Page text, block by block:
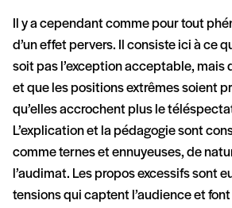
Il y a cependant comme pour tout
d’un effet pervers. Il consiste ici à ce
soit pas l’exception acceptable, mais
et que les positions extrêmes soient
qu’elles accrochent plus le
L’explication et la pédagogie sont
comme ternes et ennuyeuses, de
l’audimat. Les propos excessifs sont
tensions qui captent l’audience et font